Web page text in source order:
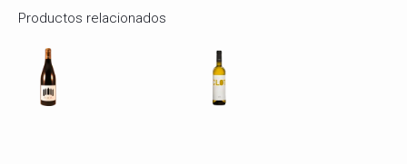
Productos relacionados